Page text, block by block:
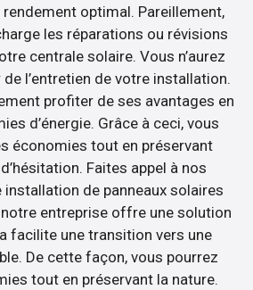
rendement optimal. Pareillement,
les réparations ou révisions
centrale solaire. Vous n’aurez
l’entretien de votre installation.
profiter de ses avantages en
d’énergie. Grâce à ceci, vous
économies tout en préservant
Faites appel à nos
installation de panneaux solaires
entreprise offre une solution
facilite une transition vers une
De cette façon, vous pourrez
tout en préservant la nature.